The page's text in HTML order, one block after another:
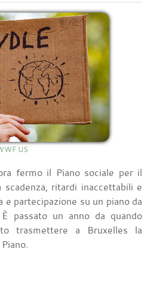
US
fermo il Piano sociale per il
scadenza, ritardi inaccettabili e
e partecipazione su un piano da
passato un anno da quando
trasmettere a Bruxelles la